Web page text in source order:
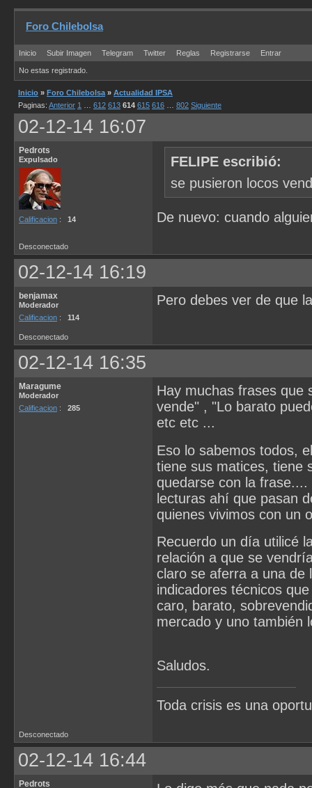
Foro Chilebolsa
Inicio Subir Imagen Telegram Twitter Reglas Registrarse Entrar
No estas registrado.
Inicio » Foro Chilebolsa » Actualidad IPSA
Paginas: Anterior 1 612 613 614 615 616 802 Siguiente
02-12-14 16:07
Pedrots
Expulsado
Calificacion : 14
FELIPE escribió:
se pusieron locos
De nuevo: cuando
Desconectado
02-12-14 16:19
benjamax
Moderador
Calificacion : 114
Pero debes ver de que
Desconectado
02-12-14 16:35
Maragume
Moderador
Calificacion : 285
Hay muchas frases que
vende" , "Lo barato
etc etc ...
Eso lo sabemos todos,
tiene sus matices, tiene
quedarse con la
lecturas ahí que pasan
quienes vivimos con un
Recuerdo un día utilicé
relación a que se
claro se aferra a una de
indicadores técnicos
caro, barato,
mercado y uno también
Saludos.
Toda crisis es una
Desconectado
02-12-14 16:44
Pedrots